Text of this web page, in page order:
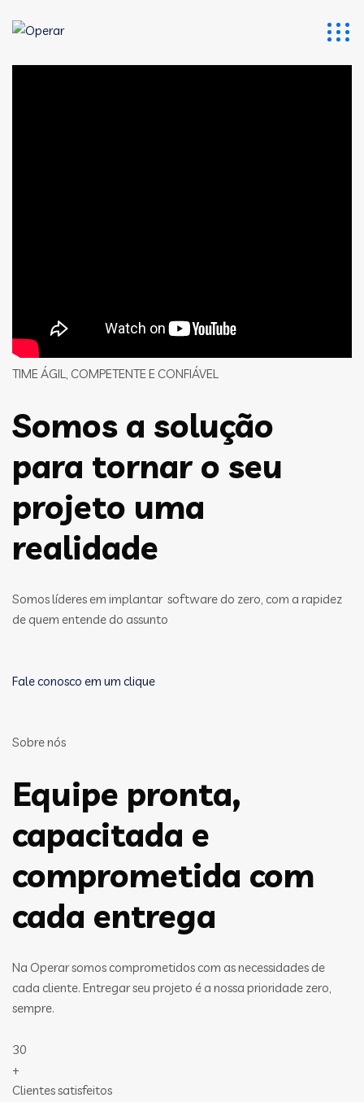
TIME ÁGIL, COMPETENTE E CONFIÁVEL
Somos a solução
para tornar o seu
projeto uma
realidade
Somos líderes em implantar software do zero, com a rapidez
de quem entende do assunto
Fale conosco em um clique
Sobre nós
Equipe pronta,
capacitada e
comprometida com
cada entrega
Na Operar somos comprometidos com as necessidades de
cada cliente. Entregar seu projeto é a nossa prioridade zero,
sempre.
30
+
Clientes satisfeitos